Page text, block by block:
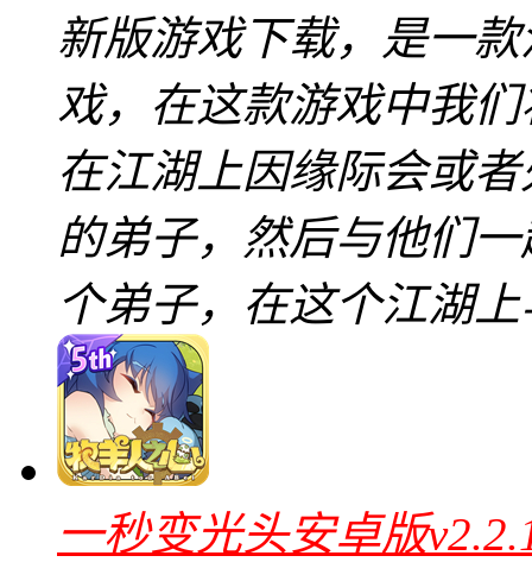
新版游戏下载，是一
戏，在这款游戏中我
在江湖上因缘际会或
的弟子，然后与他们
个弟子，在这个江湖
一秒变光头安卓版